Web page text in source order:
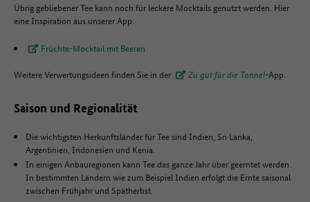
Übrig gebliebener Tee kann noch für leckere Mocktails genutzt werden. Hier
eine Inspiration aus unserer App:
Früchte-Mocktail mit Beeren
Weitere Verwertungsideen finden Sie in der
Zu gut für die Tonne!-App.
Saison und Regionalität
Die wichtigsten Herkunftsländer für Tee sind Indien, Sri Lanka,
Argentinien, Indonesien und Kenia.
In einigen Anbauregionen kann Tee das ganze Jahr über geerntet werden.
In bestimmten Ländern wie zum Beispiel Indien erfolgt die Ernte saisonal
zwischen Frühjahr und Spätherbst.